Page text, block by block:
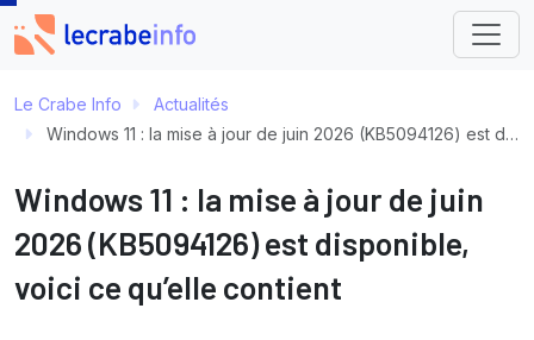
Le Crabe Info
Actualités
Windows 11 : la mise à jour de juin 2026 (KB5094126) est disponible, voici ce qu’elle contient
Windows 11 : la mise à jour de juin
2026 (KB5094126) est disponible,
voici ce qu’elle contient